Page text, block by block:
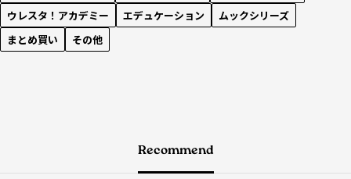
ウレスタ！アカデミー
エデュケーション
ムックシリーズ
まとめ買い
その他
Recommend